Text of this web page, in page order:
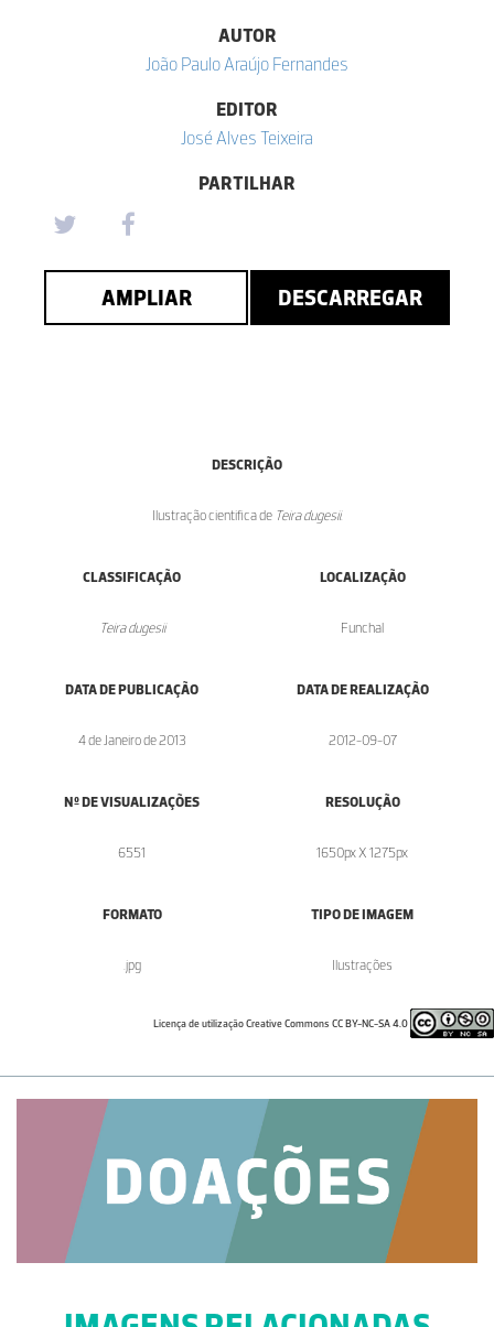
AUTOR
João Paulo Araújo Fernandes
EDITOR
José Alves Teixeira
PARTILHAR
AMPLIAR DESCARREGAR
DESCRIÇÃO
Ilustração cientifica de Teira dugesii.
CLASSIFICAÇÃO
Teira dugesii
LOCALIZAÇÃO
Funchal
DATA DE PUBLICAÇÃO
4 de Janeiro de 2013
DATA DE REALIZAÇÃO
2012-09-07
Nº DE VISUALIZAÇÕES
6551
RESOLUÇÃO
1650px X 1275px
FORMATO
.jpg
TIPO DE IMAGEM
Ilustrações
Licença de utilização Creative Commons CC BY-NC-SA 4.0